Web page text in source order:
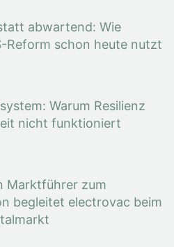
abwartend: Wie
Reform schon heute nutzt
Warum Resilienz
nicht funktioniert
Marktführer zum
begleitet electrovac beim